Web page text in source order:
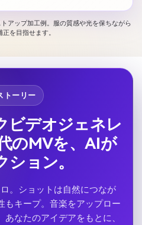
アップ加工例。服の質感や光を保ちながら
を目指せます。
トーリー
ビデオジェネレ
のMVを、AIが
ション。
。ショットは自然につなが
もキープ。音楽をアップロー
あなたのアイデアをもとに、